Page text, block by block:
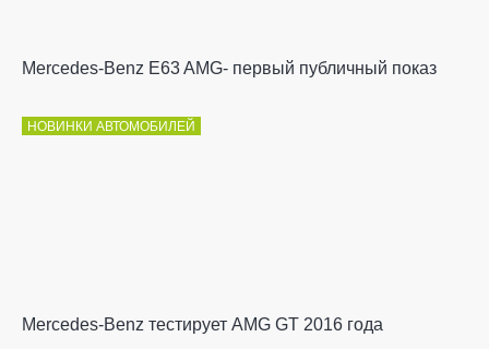
Mercedes-Benz E63 AMG- первый публичный показ
НОВИНКИ АВТОМОБИЛЕЙ
Mercedes-Benz тестирует AMG GT 2016 года